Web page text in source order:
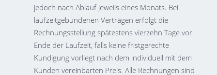
jedoch nach Ablauf jeweils eines Monats. Bei
laufzeitgebundenen Verträgen erfolgt die
Rechnungsstellung spätestens vierzehn Tage vor
Ende der Laufzeit, falls keine fristgerechte
Kündigung vorliegt nach dem individuell mit dem
Kunden vereinbarten Preis. Alle Rechnungen sind